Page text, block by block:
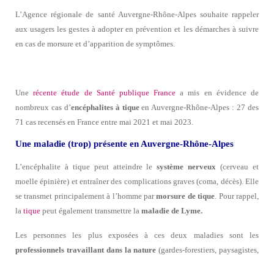
L’Agence régionale de santé Auvergne-Rhône-Alpes souhaite rappeler
aux usagers les gestes à adopter en prévention et les démarches à suivre
en cas de morsure et d’apparition de symptômes.
Unerécente étude de Santé publique France a mis en évidence de
nombreux cas d’encéphalites à tiqueen Auvergne-Rhône-Alpes : 27 des
71 cas recensés en France entre mai 2021 et mai 2023.
Une maladie (trop) présente en Auvergne-Rhône-Alpes
L’encéphalite à tique peut atteindre lesystème nerveux (cerveau et
moelle épinière) et entraîner des complications graves (coma, décès). Elle
se transmet principalement à l’homme parmorsure de tique . Pour rappel,
la tique peut également transmettre la maladie de Lyme.
Les personnes les plus exposées à ces deux maladies sont les
professionnels travaillant dans la nature(gardes-forestiers, paysagistes,